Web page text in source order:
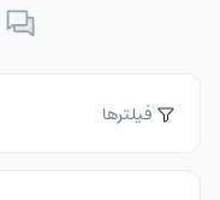
فیلترها